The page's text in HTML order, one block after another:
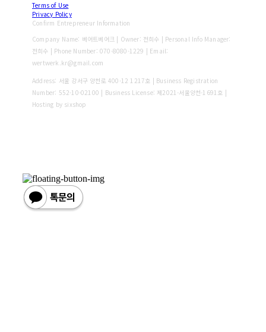
Terms of Use
Privacy Policy
Confirm Entrepreneur Information
Company Name: 베어트베어크 | Owner: 전희수 | Personal Info Manager:
전희수 | Phone Number: 070-8080-1229 | Email:
wertwerk.kr@gmail.com
Address: 서울 강서구 양천로 400-12 1217호 | Business Registration
Number: 552-10-02100 | Business License: 제2021-서울양천-1691호 |
Hosting by sixshop